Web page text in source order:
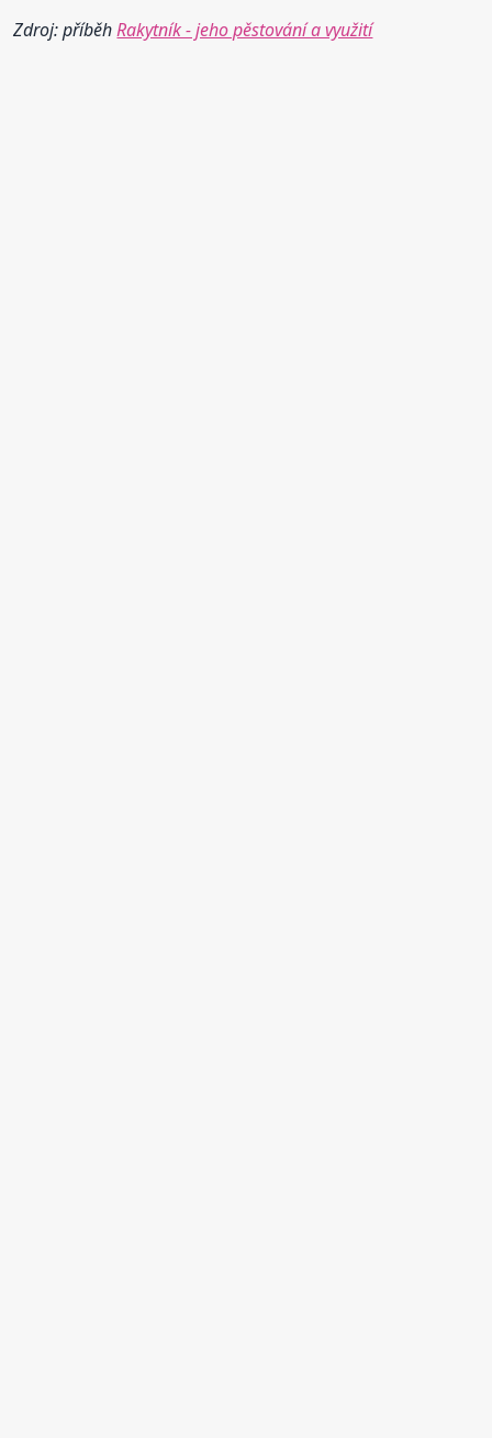
Zdroj: příběhRakytník - jeho pěstování a využití